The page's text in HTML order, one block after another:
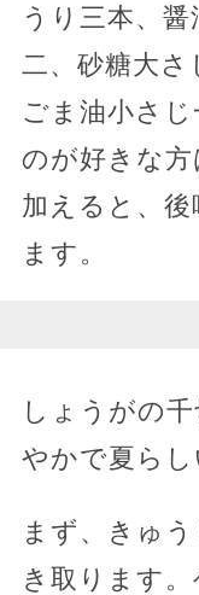
うり三本、
二、砂糖大さ
ごま油小さ
のが好きな
加えると、
ます。
しょうがの
やかで夏らし
まず、きゅ
き取ります